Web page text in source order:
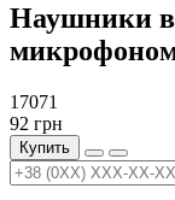
Наушники
17071
92 грн
Купить